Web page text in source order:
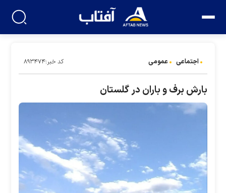
اجتماعی عمومی کد خبر:۸۹۳۴۷۴
بارش برف و باران در گلستان